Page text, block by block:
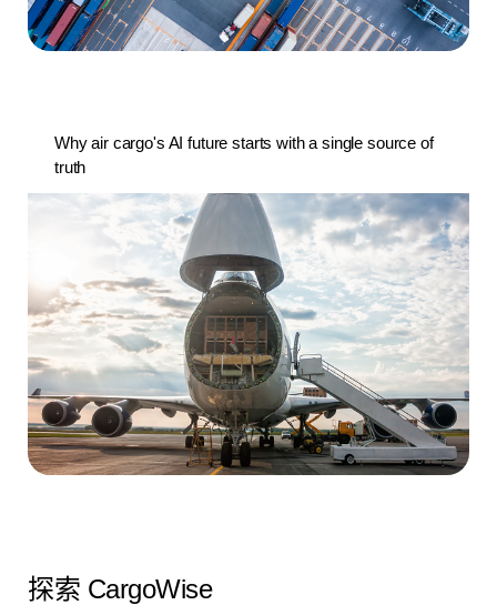
Why air cargo's AI future starts with a single source of
truth
探索 CargoWise